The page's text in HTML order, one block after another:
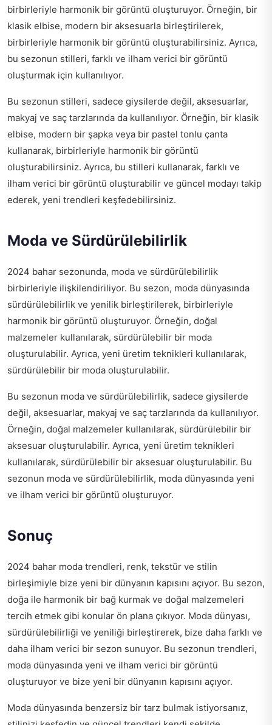
birbirleriyle harmonik bir görüntü oluşturuyor. Örneğin, bir
klasik elbise, modern bir aksesuarla birleştirilerek,
birbirleriyle harmonik bir görüntü oluşturabilirsiniz. Ayrıca,
bu sezonun stilleri, farklı ve ilham verici bir görüntü
oluşturmak için kullanılıyor.
Bu sezonun stilleri, sadece giysilerde değil, aksesuarlar,
makyaj ve saç tarzlarında da kullanılıyor. Örneğin, bir klasik
elbise, modern bir şapka veya bir pastel tonlu çanta
kullanarak, birbirleriyle harmonik bir görüntü
oluşturabilirsiniz. Ayrıca, bu stilleri kullanarak, farklı ve
ilham verici bir görüntü oluşturabilir ve güncel modayı takip
ederek, yeni trendleri keşfedebilirsiniz.
Moda ve Sürdürülebilirlik
2024 bahar sezonunda, moda ve sürdürülebilirlik
birbirleriyle ilişkilendiriliyor. Bu sezon, moda dünyasında
sürdürülebilirlik ve yenilik birleştirilerek, birbirleriyle
harmonik bir görüntü oluşturuyor. Örneğin, doğal
malzemeler kullanılarak, sürdürülebilir bir moda
oluşturulabilir. Ayrıca, yeni üretim teknikleri kullanılarak,
sürdürülebilir bir moda oluşturulabilir.
Bu sezonun moda ve sürdürülebilirlik, sadece giysilerde
değil, aksesuarlar, makyaj ve saç tarzlarında da kullanılıyor.
Örneğin, doğal malzemeler kullanılarak, sürdürülebilir bir
aksesuar oluşturulabilir. Ayrıca, yeni üretim teknikleri
kullanılarak, sürdürülebilir bir aksesuar oluşturulabilir. Bu
sezonun moda ve sürdürülebilirlik, moda dünyasında yeni
ve ilham verici bir görüntü oluşturuyor.
Sonuç
2024 bahar moda trendleri, renk, tekstür ve stilin
birleşimiyle bize yeni bir dünyanın kapısını açıyor. Bu sezon,
doğa ile harmonik bir bağ kurmak ve doğal malzemeleri
tercih etmek gibi konular ön plana çıkıyor. Moda dünyası,
sürdürülebilirliği ve yeniliği birleştirerek, bize daha farklı ve
daha ilham verici bir sezon sunuyor. Bu sezonun trendleri,
moda dünyasında yeni ve ilham verici bir görüntü
oluşturuyor ve bize yeni bir dünyanın kapısını açıyor.
Moda dünyasında benzersiz bir tarz bulmak istiyorsanız,